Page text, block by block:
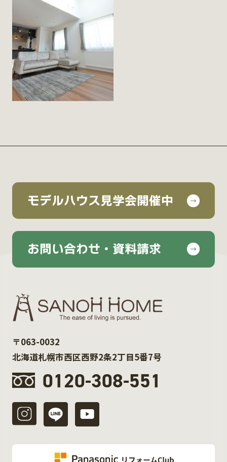
モデルハウス見学会開催中
お問い合わせ・資料請求
〒063-0032
北海道札幌市西区西野2条2丁目5番7号
0120-308-551